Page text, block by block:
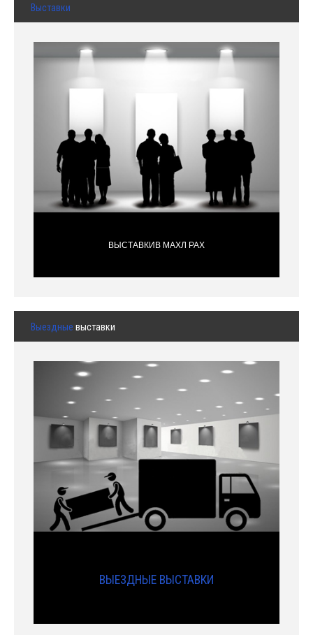
Выставки
ВЫСТАВКИВ МАХЛ РАХ
Выездные выставки
ВЫЕЗДНЫЕ ВЫСТАВКИ